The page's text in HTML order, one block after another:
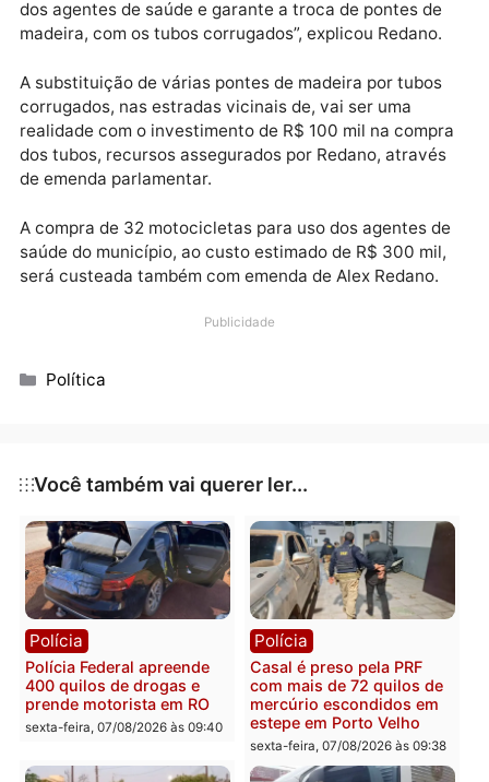
O anúncio foi feito durante encontro com os
vereadores Dedé da Saúde (PSDB) e Lázaro da
Legislativa. “É um investimento importante, que
duas necessidades do município: reforça o trabalho
dos agentes de saúde e garante a troca de pontes
madeira, com os tubos corrugados”, explicou
A substituição de várias pontes de madeira por
corrugados, nas estradas vicinais de, vai ser uma
realidade com o investimento de R$ 100 mil na
A compra de 32 motocicletas para uso dos agentes
Publicidade
Categorias
Política
Você também vai querer ler...